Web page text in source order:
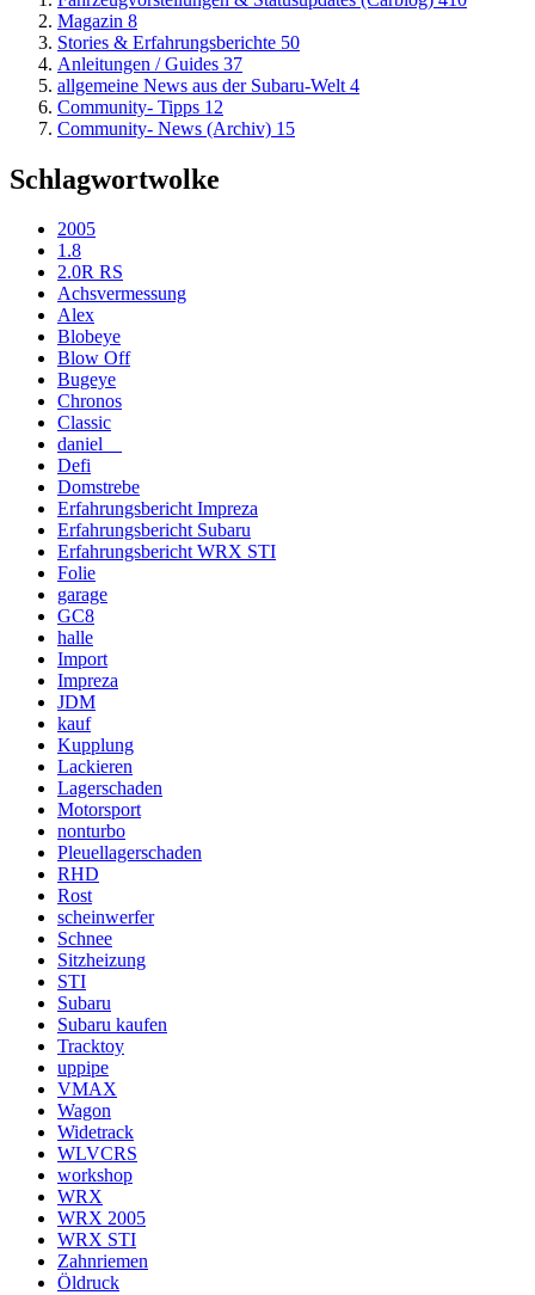
Magazin 8
Stories & Erfahrungsberichte 50
Anleitungen / Guides 37
allgemeine News aus der Subaru-Welt 4
Community- Tipps 12
Community- News (Archiv) 15
Schlagwortwolke
2005
1.8
2.0R RS
Achsvermessung
Alex
Blobeye
Blow Off
Bugeye
Chronos
Classic
daniel__
Defi
Domstrebe
Erfahrungsbericht Impreza
Erfahrungsbericht Subaru
Erfahrungsbericht WRX STI
Folie
garage
GC8
halle
Import
Impreza
JDM
kauf
Kupplung
Lackieren
Lagerschaden
Motorsport
nonturbo
Pleuellagerschaden
RHD
Rost
scheinwerfer
Schnee
Sitzheizung
STI
Subaru
Subaru kaufen
Tracktoy
uppipe
VMAX
Wagon
Widetrack
WLVCRS
workshop
WRX
WRX 2005
WRX STI
Zahnriemen
Öldruck